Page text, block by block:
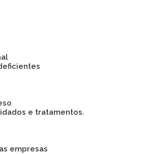
e tratamentos.
empresas